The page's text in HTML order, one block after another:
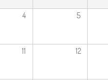
4 5
11 12